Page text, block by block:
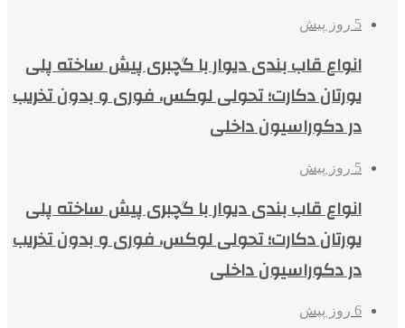
5 روز پیش
انواع قاب بندی دیوار با گچبری پیش ساخته پلی
یورتان دکارت؛ تحولی لوکس، فوری و بدون تخریب
در دکوراسیون داخلی
5 روز پیش
انواع قاب بندی دیوار با گچبری پیش ساخته پلی
یورتان دکارت؛ تحولی لوکس، فوری و بدون تخریب
در دکوراسیون داخلی
6 روز پیش